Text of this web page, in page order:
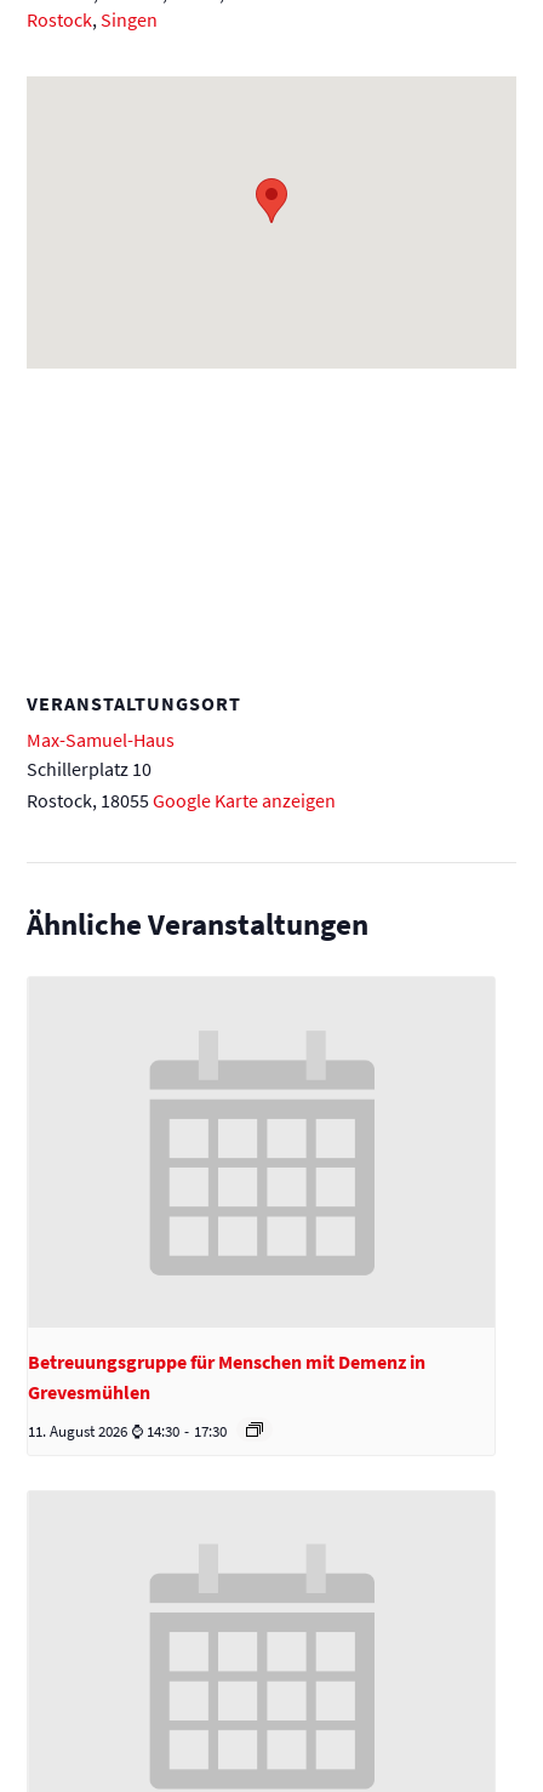
Rostock,Singen
VERANSTALTUNGSORT
Max-Samuel-Haus
Schillerplatz 10
Rostock, 18055Google Karte anzeigen
Ähnliche Veranstaltungen
Betreuungsgruppe für Menschen mit Demenz in
Grevesmühlen
11. August 2026 ⌚ 14:30 - 17:30